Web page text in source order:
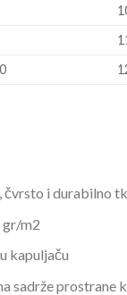
čvrsto i durabilno
gr/m2
kapuljaču
sadrže prostrane